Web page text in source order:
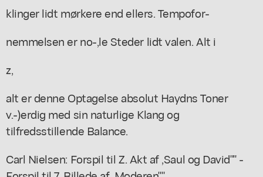
klinger lidt mørkere end ellers. Tempofor-
nemmelsen er no-,le Steder lidt valen. Alt i
z,
alt er denne Optagelse absolut Haydns Toner
v.-)erdig med sin naturlige Klang og
tilfredsstillende Balance.
Carl Nielsen: Forspil til Z. Akt af ,Saul og David"" -